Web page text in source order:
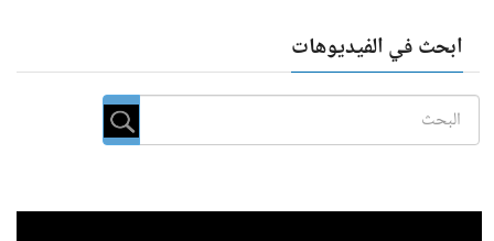
ابحث في الفيديوهات